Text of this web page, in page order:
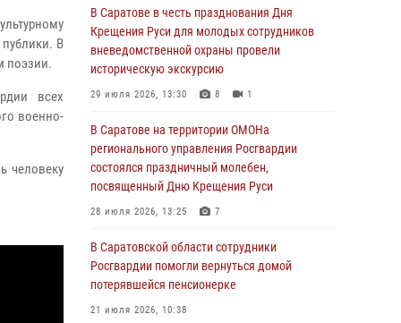
В
поэзии.
всех
военно-
человеку
В Саратове в честь празднования Дня
Крещения Руси для молодых сотрудников
вневедомственной охраны провели
историческую экскурсию
29 июля 2026, 13:30 8 1
В Саратове на территории ОМОНа
регионального управления Росгвардии
состоялся праздничный молебен,
посвященный Дню Крещения Руси
28 июля 2026, 13:25 7
В Саратовской области сотрудники
Росгвардии помогли вернуться домой
потерявшейся пенсионерке
21 июля 2026, 10:38